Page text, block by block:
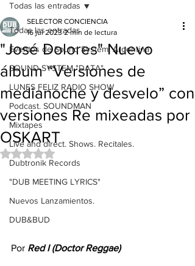
Todas las entradas
Eventos de Sound System. Argentina
SOUND SYSTEM "DATA"
LUNES FELIZ RADIO SHOW
Podcast. SOUNDMAN
Mixtapes
Live and direct. Shows. Recitales.
Dubtronik Records
"DUB MEETING LYRICS"
Nuevos Lanzamientos.
DUB&BUD
Todas las entradas
"José Dolores" Nuevo
álbum “Versiones de
medianoche y desvelo” con
versiones Re mixeadas por
OSKART
SELECTOR CONCIENCIA
16 jul 2023 2 min de lectura
Obtuvo NaN de 5 estrellas.
Por Red I (Doctor Reggae)